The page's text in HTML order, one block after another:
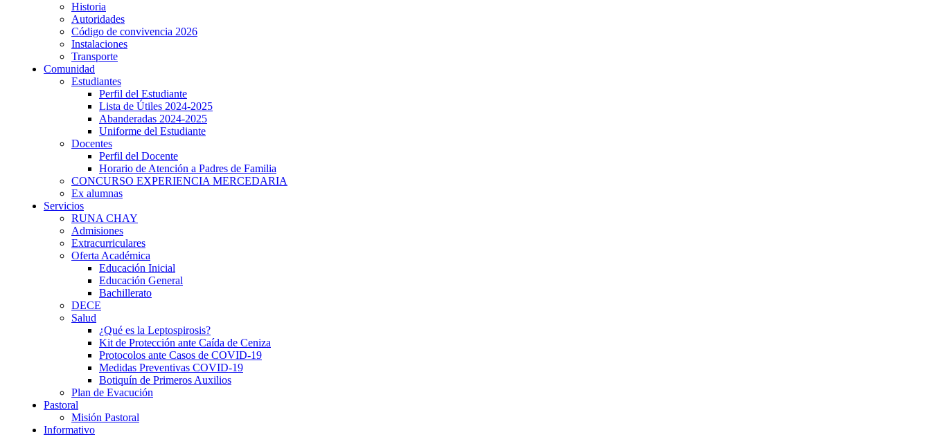
Historia
Autoridades
Código de convivencia 2026
Instalaciones
Transporte
Comunidad
Estudiantes
Perfil del Estudiante
Lista de Útiles 2024-2025
Abanderadas 2024-2025
Uniforme del Estudiante
Docentes
Perfil del Docente
Horario de Atención a Padres de Familia
CONCURSO EXPERIENCIA MERCEDARIA
Ex alumnas
Servicios
RUNA CHAY
Admisiones
Extracurriculares
Oferta Académica
Educación Inicial
Educación General
Bachillerato
DECE
Salud
¿Qué es la Leptospirosis?
Kit de Protección ante Caída de Ceniza
Protocolos ante Casos de COVID-19
Medidas Preventivas COVID-19
Botiquín de Primeros Auxilios
Plan de Evacución
Pastoral
Misión Pastoral
Informativo